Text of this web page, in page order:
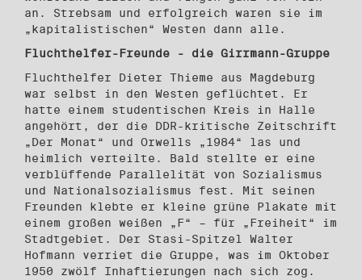
an. Strebsam und erfolgreich waren sie im
„kapitalistischen“ Westen dann alle.
Fluchthelfer-Freunde - die Girrmann-Gruppe
Fluchthelfer Dieter Thieme aus Magdeburg
war selbst in den Westen geflüchtet. Er
hatte einem studentischen Kreis in Halle
angehört, der die DDR-kritische Zeitschrift
„Der Monat“ und Orwells „1984“ las und
heimlich verteilte. Bald stellte er eine
verblüffende Parallelität von Sozialismus
und Nationalsozialismus fest. Mit seinen
Freunden klebte er kleine grüne Plakate mit
einem großen weißen „F“ – für „Freiheit“ im
Stadtgebiet. Der Stasi-Spitzel Walter
Hofmann verriet die Gruppe, was im Oktober
1950 zwölf Inhaftierungen nach sich zog.